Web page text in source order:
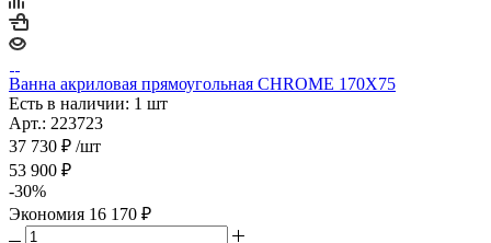
Ванна акриловая прямоугольная CHROME 170Х75
Есть в наличии: 1 шт
Арт.: 223723
37 730 ₽ /шт
53 900 ₽
-30%
Экономия 16 170 ₽